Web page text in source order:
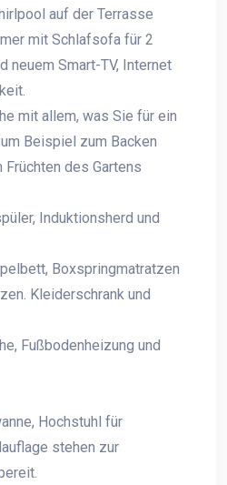
auf der Terrasse
mit Schlafsofa für 2
neuem Smart-TV, Internet
mit allem, was Sie für ein
Beispiel zum Backen
des Gartens
Induktionsherd und
Boxspringmatratzen
Kleiderschrank und
Fußbodenheizung und
Hochstuhl für
stehen zur